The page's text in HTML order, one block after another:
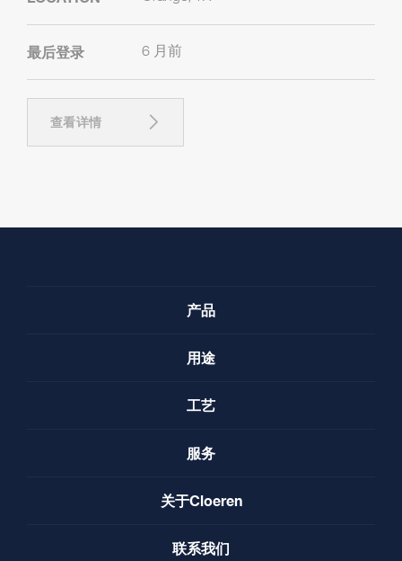
6 月前
查看详情
产品
用途
工艺
服务
关于Cloeren
联系我们